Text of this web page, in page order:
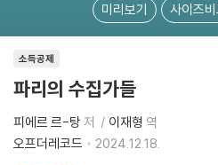
미리보기 사이즈
소득공제
파리의 수집가들
피에르 르-탕 저 이재형 역
오프더레코드
2024.12.18.